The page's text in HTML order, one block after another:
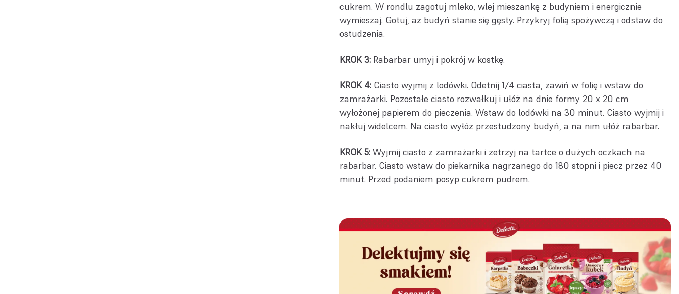
cukrem. W rondlu zagotuj mleko, wlej mieszankę z budyniem i energicznie
wymieszaj. Gotuj, aż budyń stanie się gęsty. Przykryj folią spożywczą i odstaw do
ostudzenia.
KROK 3: Rabarbar umyj i pokrój w kostkę.
KROK 4: Ciasto wyjmij z lodówki. Odetnij 1/4 ciasta, zawiń w folię i wstaw do
zamrażarki. Pozostałe ciasto rozwałkuj i ułóż na dnie formy 20 x 20 cm
wyłożonej papierem do pieczenia. Wstaw do lodówki na 30 minut. Ciasto wyjmij i
nakłuj widelcem. Na ciasto wyłóż przestudzony budyń, a na nim ułóż rabarbar.
KROK 5: Wyjmij ciasto z zamrażarki i zetrzyj na tartce o dużych oczkach na
rabarbar. Ciasto wstaw do piekarnika nagrzanego do 180 stopni i piecz przez 40
minut. Przed podaniem posyp cukrem pudrem.